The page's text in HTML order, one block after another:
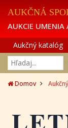
AUKČNÁ
AUKCIE
Aukčný katalóg
Domov